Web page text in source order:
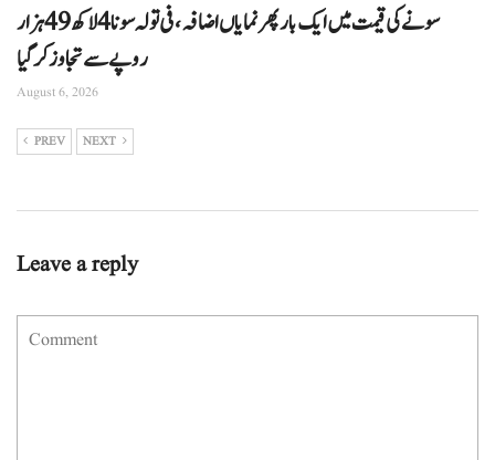
سونے کی قیمت میں ایک بار پھر نمایاں اضافہ، فی تولہ سونا 4 لاکھ 49 ہزار
روپے سے تجاوز کرگیا
August 6, 2026
PREV NEXT
Leave a reply